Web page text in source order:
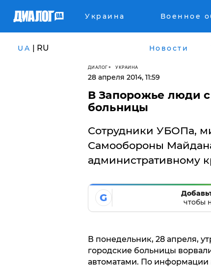
Украина Военное
UA | RU Новости
ДИАЛОГ УКРАИНА
28 апреля 2014, 11:59
В Запорожье люди
больницы
Сотрудники УБОПа,
Самообороны
административному
G
чтобы
В понедельник, 28 апреля,
городские больницы
автоматами. По